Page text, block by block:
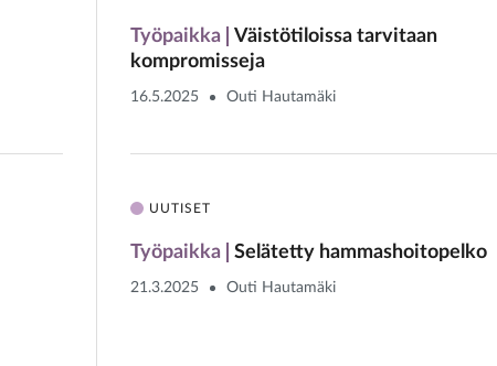
Työpaikka
Väistötiloissa tarvitaan
kompromisseja
16.5.2025 Outi Hautamäki
UUTISET
Työpaikka Selätetty hammashoitopelko
21.3.2025 Outi Hautamäki